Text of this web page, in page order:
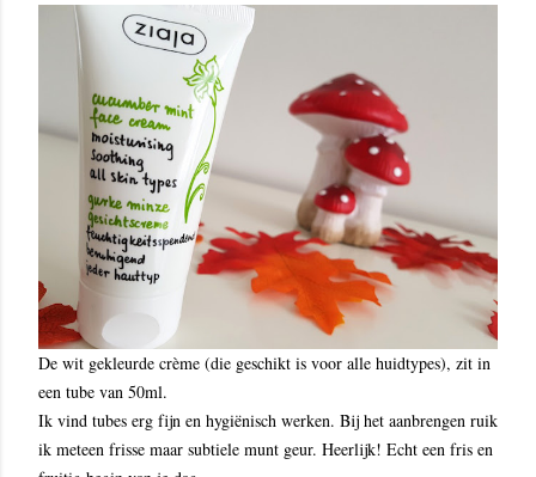
De wit gekleurde crème (die geschikt is voor alle huidtypes), zit in
een tube van 50ml.
Ik vind tubes erg fijn en hygiënisch werken. Bij het aanbrengen ruik
ik meteen frisse maar subtiele munt geur. Heerlijk! Echt een fris en